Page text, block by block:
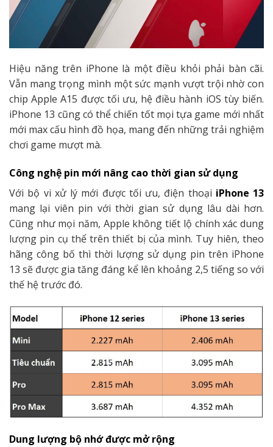
Hiệu năng trên iPhone là một điều khỏi phải bàn cãi.
Vẫn mang trọng mình một sức mạnh vượt trội nhờ con
chip Apple A15 được tối ưu, hệ điều hành iOS tùy biến.
iPhone 13 cũng có thể chiến tốt mọi tựa game mới nhất
mới max cấu hình đồ họa, mang đến những trải nghiệm
chơi game mượt mà.
Công nghệ pin mới nâng cao thời gian sử dụng
Với bộ vi xử lý mới được tối ưu, điện thoại iPhone 13
mang lại viên pin với thời gian sử dụng lâu dài hơn.
Cũng như mọi năm, Apple không tiết lộ chính xác dung
lượng pin cụ thể trên thiết bị của mình. Tuy hiên, theo
hãng công bố thì thời lượng sử dụng pin trên iPhone
13 sẽ được gia tăng đáng kể lên khoảng 2,5 tiếng so với
thế hệ trước đó.
Dung lượng bộ nhớ được mở rộng